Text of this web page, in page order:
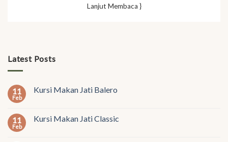
Latest Posts
11
Feb
Kursi Makan Jati Balero
11
Feb
Kursi Makan Jati Classic
Lanjut Membaca }